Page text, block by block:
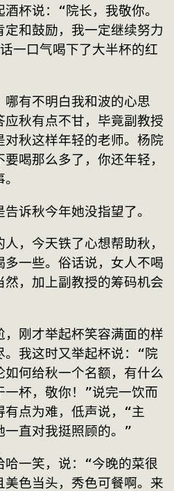
杯说：“院长，我敬你。
和鼓励，我一定继续努力
一口气喝下了大半杯的红
有不明白我和波的心思
应秋有点不甘，毕竟副教授
秋这样年轻的老师。杨院
喝那么多了，你还年轻，
诉秋今年她没指望了。
，今天铁了心想帮助秋，
多一些。俗话说，女人不喝
然，加上副教授的筹码机会
，刚才举起杯笑容满面的样
。我这时又举起杯说：“院
何给秋一个名额，有什么
一杯，敬你！”说完一饮而
点为难，低声说，“主
直对我挺照顾的。”
一笑，说：“今晚的菜很
色当头，秀色可餐啊。来